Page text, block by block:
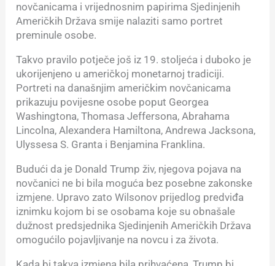
novčanicama i vrijednosnim papirima Sjedinjenih
Američkih Država smije nalaziti samo portret
preminule osobe.
Takvo pravilo potječe još iz 19. stoljeća i duboko je
ukorijenjeno u američkoj monetarnoj tradiciji.
Portreti na današnjim američkim novčanicama
prikazuju povijesne osobe poput Georgea
Washingtona, Thomasa Jeffersona, Abrahama
Lincolna, Alexandera Hamiltona, Andrewa Jacksona,
Ulyssesa S. Granta i Benjamina Franklina.
Budući da je Donald Trump živ, njegova pojava na
novčanici ne bi bila moguća bez posebne zakonske
izmjene. Upravo zato Wilsonov prijedlog predviđa
iznimku kojom bi se osobama koje su obnašale
dužnost predsjednika Sjedinjenih Američkih Država
omogućilo pojavljivanje na novcu i za života.